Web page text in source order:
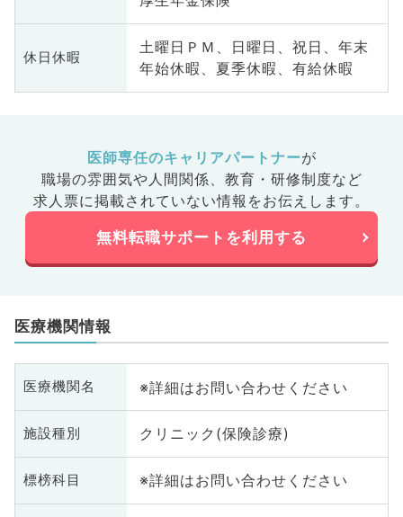
休日休暇
土曜日ＰＭ、日曜日、祝日、年末
年始休暇、夏季休暇、有給休暇
医師専任のキャリアパートナーが
職場の雰囲気や人間関係、 教育・研修制度など
求人票に掲載されていない情報をお伝えします。
無料転職サポートを利用する
医療機関情報
医療機関名 ※詳細はお問い合わせください
施設種別 クリニック(保険診療)
標榜科目 ※詳細はお問い合わせください